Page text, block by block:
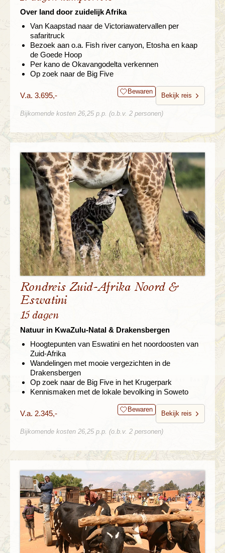
Over land door zuidelijk Afrika
Van Kaapstad naar de Victoriawatervallen per
safaritruck
Bezoek aan o.a. Fish river canyon, Etosha en kaap
de Goede Hoop
Per kano de Okavangodelta verkennen
Op zoek naar de Big Five
V.a. 3.695,- Bewaren
Bekijk reis
Bijkomende kosten 26,25 p.p. (o.b.v. 2 personen)
Rondreis Zuid-Afrika Noord &
Eswatini
15 dagen
Natuur in KwaZulu-Natal & Drakensbergen
Hoogtepunten van Eswatini en het noordoosten van
Zuid-Afrika
Wandelingen met mooie vergezichten in de
Drakensbergen
Op zoek naar de Big Five in het Krugerpark
Kennismaken met de lokale bevolking in Soweto
V.a. 2.345,- Bewaren
Bekijk reis
Bijkomende kosten 26,25 p.p. (o.b.v. 2 personen)